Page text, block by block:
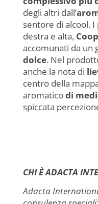
degli altri dall’
sentore di alcool.
destra e alta, Coop
accomunati da un
dolce. Nel
anche la nota di
centro della
aromaticodi
spiccata
CHI È ADACTA
Adacta